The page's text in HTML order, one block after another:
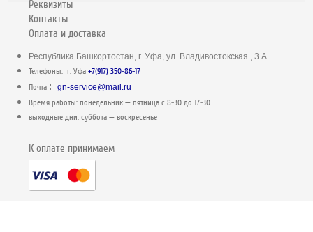
Реквизиты
Контакты
Оплата и доставка
Республика Башкортостан, г. Уфа, ул. Владивостокская , 3 А
Телефоны: г. Уфа+7(917) 350-86-17
Почта :gn-service@mail.ru
Время работы: понедельник — пятница c 8-30 до 17-30
выходные дни: суббота — воскресенье
К оплате принимаем